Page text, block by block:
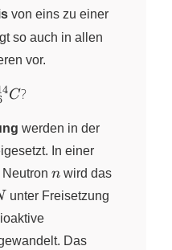
von eins zu einer
so auch in allen
vor.
C?
werden in der
In einer
n
n wird das
unter Freisetzung
Das